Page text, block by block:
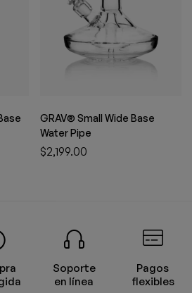
GRAV® Small Wide Base
Water Pipe
$2,199.00
Soporte
en línea
Pagos
flexibles